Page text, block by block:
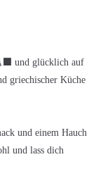
und glücklich auf
griechischer Küche
und einem Hauch
und lass dich